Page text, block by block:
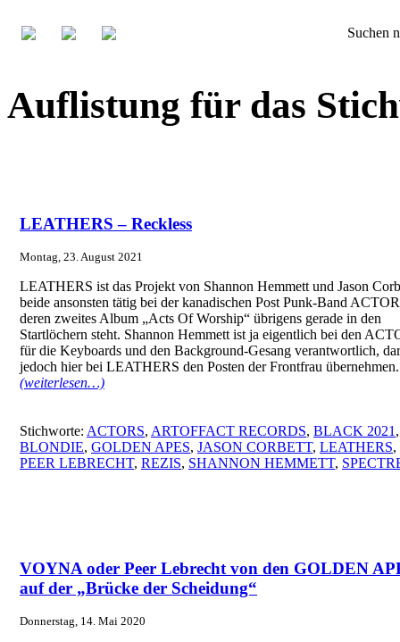
Suchen
Auflistung für das
LEATHERS – Reckless
Montag, 23. August 2021
LEATHERS ist das Projekt von Shannon Hemmett und Jason
beide ansonsten tätig bei der kanadischen Post Punk-Band
deren zweites Album „Acts Of Worship“ übrigens gerade in den
Startlöchern steht. Shannon Hemmett ist ja eigentlich bei den
für die Keyboards und den Background-Gesang verantwortlich,
jedoch hier bei LEATHERS den Posten der Frontfrau übernehmen.
(weiterlesen…)
Stichworte: ACTORS, ARTOFFACT RECORDS, BLACK 2021 ,
BLONDIE, GOLDEN APES, JASON CORBETT, LEATHERS,
PEER LEBRECHT, REZIS, SHANNON HEMMETT,
VOYNA oder Peer Lebrecht von den GOLDEN
auf der „Brücke der Scheidung“
Donnerstag, 14. Mai 2020